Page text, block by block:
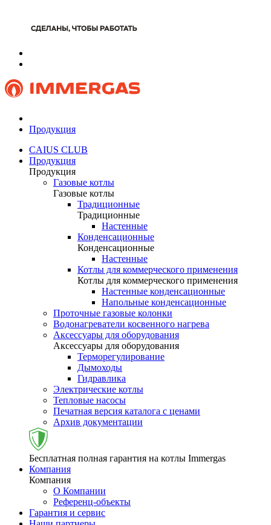
Продукция
CAIUS CLUB
Продукция
Продукция
Газовые котлы
Газовые котлы
Традиционные
Традиционные
Настенные
Конденсационные
Конденсационные
Настенные
Котлы для коммерческого применения
Котлы для коммерческого применения
Настенные конденсационные
Напольные конденсационные
Проточные газовые колонки
Водонагреватели косвенного нагрева
Аксессуары для оборудования
Аксессуары для оборудования
Терморегулирование
Дымоходы
Гидравлика
Электрические котлы
Тепловые насосы
Печатная версия каталога с ценами
Архив документации
Бесплатная полная гарантия на котлы Immergas
Компания
Компания
О Компании
Референц-объекты
Гарантия и сервис